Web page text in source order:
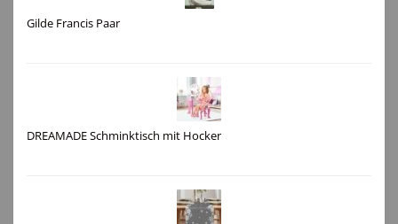
Gilde Francis Paar
DREAMADE Schminktisch mit Hocker